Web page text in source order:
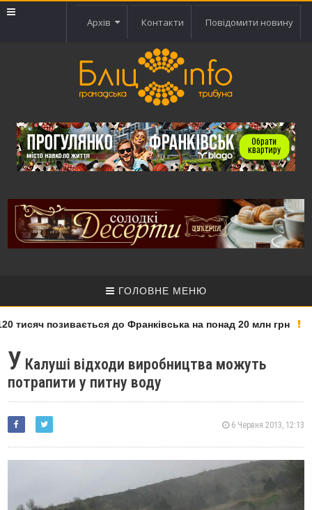
Архів Контакти Повідомити новину
ГОЛОВНЕ МЕНЮ
позивається до Франківська на понад 20 млн грн
У Калуші відходи виробництва можуть
потрапити у питну воду
6 Червня 2013, 12:13